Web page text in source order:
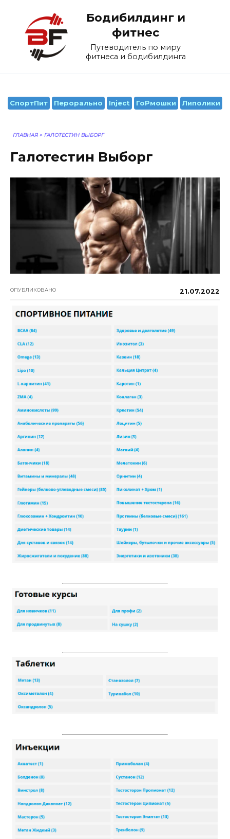
содержанию
Бодибилдинг и
фитнес
Путеводитель по миру
фитнеса и бодибилдинга
СпортПит Перорально Inject ГоРмошки Липолики
ГЛАВНАЯ > ГАЛОТЕСТИН ВЫБОРГ
Галотестин Выборг
ОПУБЛИКОВАНО 21.07.2022